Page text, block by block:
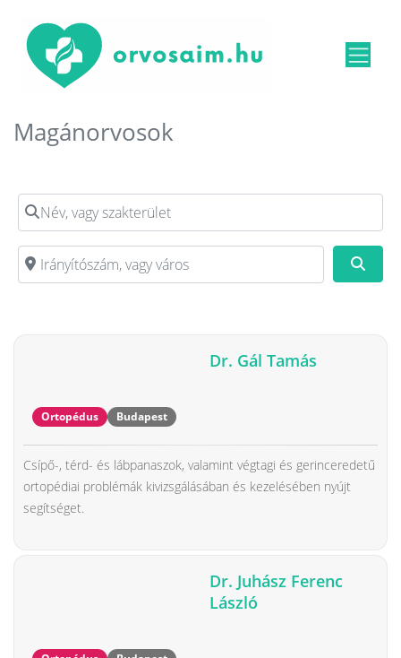
Magánorvosok
Név, vagy szakterület
Irányítószám, vagy város
Dr. Gál Tamás
Ortopédus Budapest
Csípő-, térd- és lábpanaszok, valamint végtagi és gerinceredetű
ortopédiai problémák kivizsgálásában és kezelésében nyújt
segítséget.
Dr. Juhász Ferenc
László